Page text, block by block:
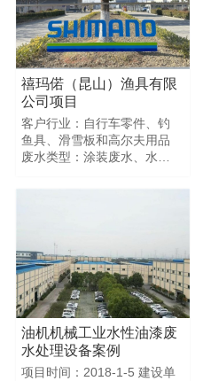
标8.52580未检出未检出
2816$$$$
禧玛偌（昆山）渔具有限
公司项目
客户行业：自行车零件、钓
鱼具、滑雪板和高尔夫用品
废水类型：涂装废水、水性
水（脱盐项目）、高含盐废
度色度 进水指标 8
216010.40.023600028000
回用指标
7.2154.920.0178108$$客户
行业：自行车零件、钓鱼
具、滑雪板和高尔夫用品 废
水类型：涂装废水、水性漆
废水、废水处理站综合废水
（脱盐项目）、高含盐废水
油机机械工业水性油漆废
水处理设备案例
项目时间：2018-1-5 建设单